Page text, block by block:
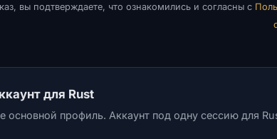
вы подтверждаете, что ознакомились и согласны с
для Rust
основной профиль. Аккаунт под одну сессию для